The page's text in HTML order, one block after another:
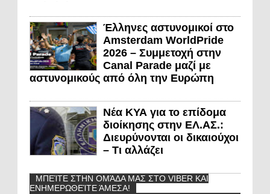
Έλληνες αστυνομικοί στο
Amsterdam WorldPride
2026 – Συμμετοχή στην
Canal Parade μαζί με
αστυνομικούς από όλη την Ευρώπη
Νέα ΚΥΑ για το επίδομα
διοίκησης στην ΕΛ.ΑΣ.:
Διευρύνονται οι δικαιούχοι
– Τι αλλάζει
ΜΠΕΊΤΕ ΣΤΗΝ ΟΜΆΔΑ ΜΑΣ ΣΤΟ VIBER ΚΑΙ
ΕΝΗΜΕΡΩΘΕΊΤΕ ΆΜΕΣΑ!